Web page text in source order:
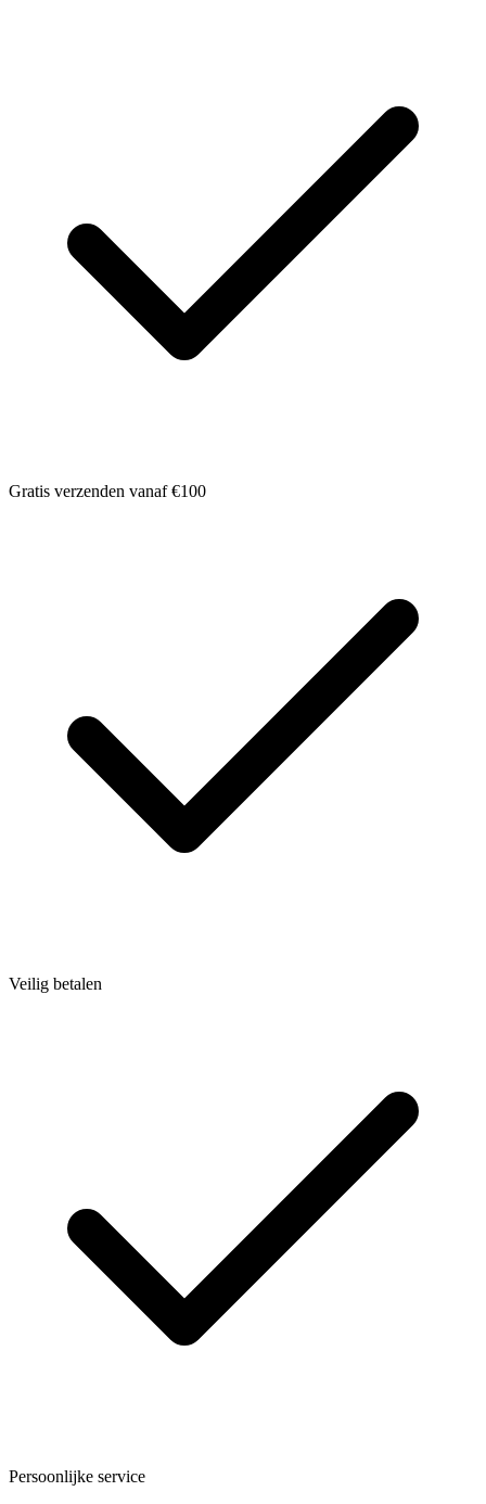
Gratis verzenden vanaf €100
Veilig betalen
Persoonlijke service